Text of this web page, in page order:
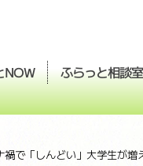
NOW ふらっと相談室
禍で「しんどい」大学生が